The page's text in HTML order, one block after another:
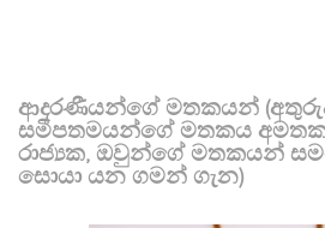
ආදරණීයන්ගේ මතකයන්
සමීපතමයන්ගේ මතකය
රාජ්‍යක, ඔවුන්ගේ මතකයන්
සොයා යන ගමන් ගැන)